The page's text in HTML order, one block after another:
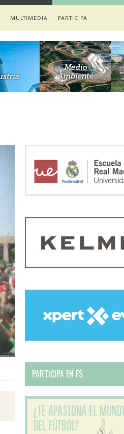
MULTIMEDIA PARTICIPA
PARTICIPA EN FS